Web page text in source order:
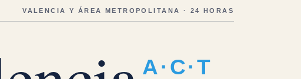
VALENCIA Y ÁREA METROPOLITANA · 24 HORAS
A·C·T